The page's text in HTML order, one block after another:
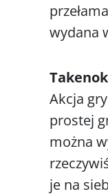
wydana
T
Akcja
prostej
można
je na